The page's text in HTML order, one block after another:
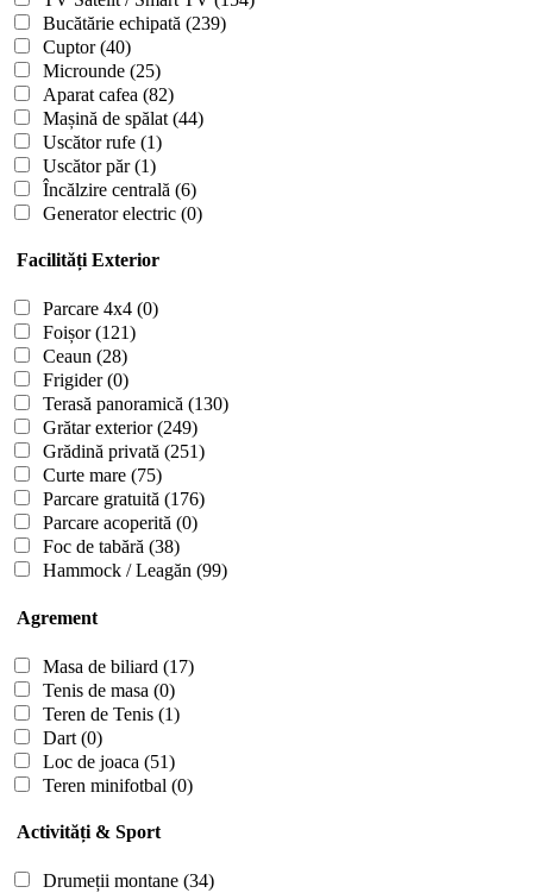
Bucătărie echipată (239)
Cuptor(40)
Microunde (25)
Aparat cafea (82)
Mașină de spălat (44)
Uscător rufe (1)
Uscător păr(1)
Încălzire centrală (6)
Generator electric (0)
Facilități Exterior
Parcare 4x4 (0)
Foișor(121)
Ceaun (28)
Frigider(0)
Terasă panoramică (130)
Grătar exterior(249)
Grădină privată (251)
Curte mare (75)
Parcare gratuită (176)
Parcare acoperită (0)
Foc de tabără (38)
Hammock / Leagăn (99)
Agrement
Masa de biliard (17)
Tenis de masa (0)
Teren de Tenis (1)
Dart (0)
Loc de joaca (51)
Teren minifotbal (0)
Activități & Sport
Drumeții montane (34)